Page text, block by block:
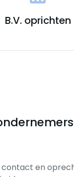
B.V. oprichten
contact en